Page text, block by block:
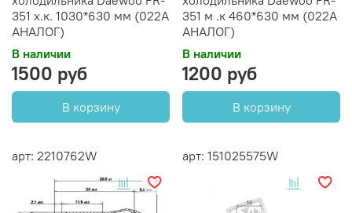
351 х.к. 1030*630 мм (022A
АНАЛОГ)
В наличии
1500 руб
В корзину
351 м .к 460*630 мм (022А
АНАЛОГ)
В наличии
1200 руб
В корзину
арт: 2210762W арт: 151025575W